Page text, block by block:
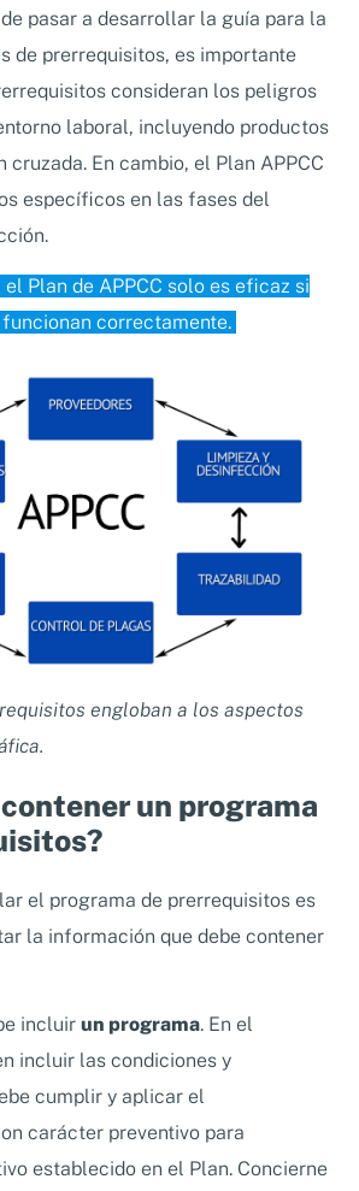
pasar a desarrollar la guía para la
de prerrequisitos, es importante
consideran los peligros
laboral, incluyendo productos
cruzada. En cambio, el Plan APPCC
específicos en las fases del
Plan de APPCC solo es eficaz si
correctamente.
engloban a los aspectos
un programa
el programa de prerrequisitos es
la información que debe contener
incluir un programa. En el
incluir las condiciones y
cumplir y aplicar el
carácter preventivo para
establecido en el Plan. Concierne